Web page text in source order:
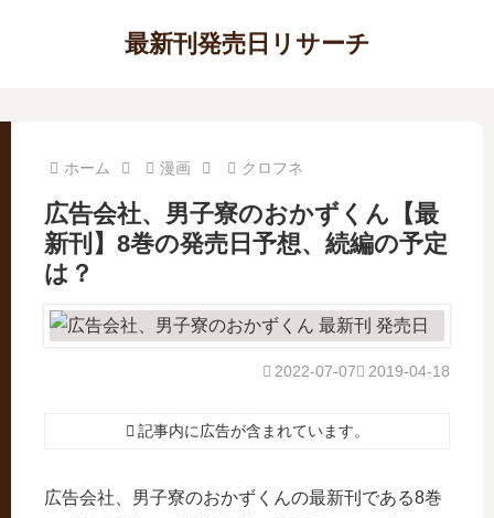
最新刊発売日リサーチ
ホーム 漫画 クロフネ
広告会社、男子寮のおかずくん【最
新刊】8巻の発売日予想、続編の予定
は？
2019-04-18
2022-07-07
記事内に広告が含まれています。
広告会社、男子寮のおかずくんの最新刊である8巻